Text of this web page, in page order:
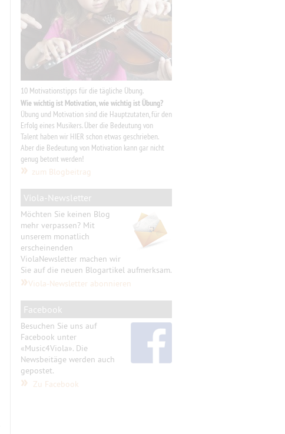
10 Motivationstipps für die tägliche Übung.
Wie wichtig ist Motivation, wie wichtig ist Übung?
Übung und Motivation sind die Hauptzutaten, für den
Erfolg eines Musikers. Über die Bedeutung von
Talent haben wir HIER schon etwas geschrieben.
Aber die Bedeutung von Motivation kann gar nicht
genug betont werden!
» zum Blogbeitrag
Viola-Newsletter
Möchten Sie keinen Blog
mehr verpassen? Mit
unserem monatlich
erscheinenden
ViolaNewsletter machen wir
Sie auf die neuen Blogartikel aufmerksam.
»Viola-Newsletter abonnieren
Facebook
Besuchen Sie uns auf
Facebook unter
«Music4Viola». Die
Newsbeitäge werden auch
gepostet.
» Zu Facebook